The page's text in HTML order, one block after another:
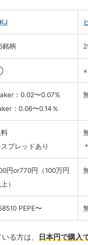
銘柄
×
：0.02〜0.07%
：0.06〜0.14％
スプレッドあり
円or770円（100万円
）
PEPE〜
る方は、 日本円で購入